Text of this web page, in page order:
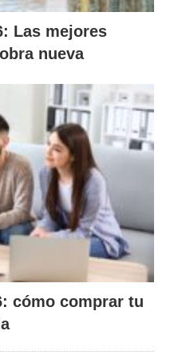
Las mejores
nueva
cómo comprar tu